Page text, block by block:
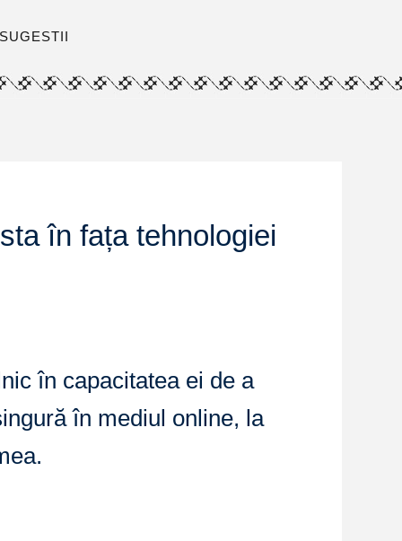
SUGESTII
în fața tehnologiei
în capacitatea ei de a
în mediul online, la